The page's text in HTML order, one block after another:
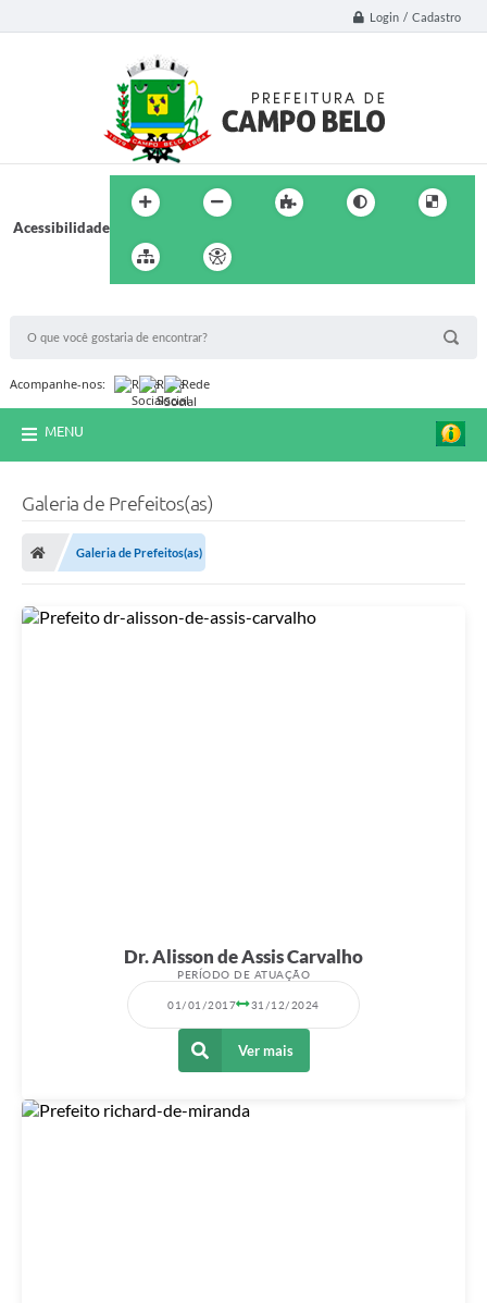
Login / Cadastro
Acessibilidade
Acompanhe-nos:
MENU
Galeria de Prefeitos(as)
Galeria de Prefeitos(as)
Dr. Alisson de Assis Carvalho
PERÍODO DE ATUAÇÃO
01/01/2017 31/12/2024
Ver mais